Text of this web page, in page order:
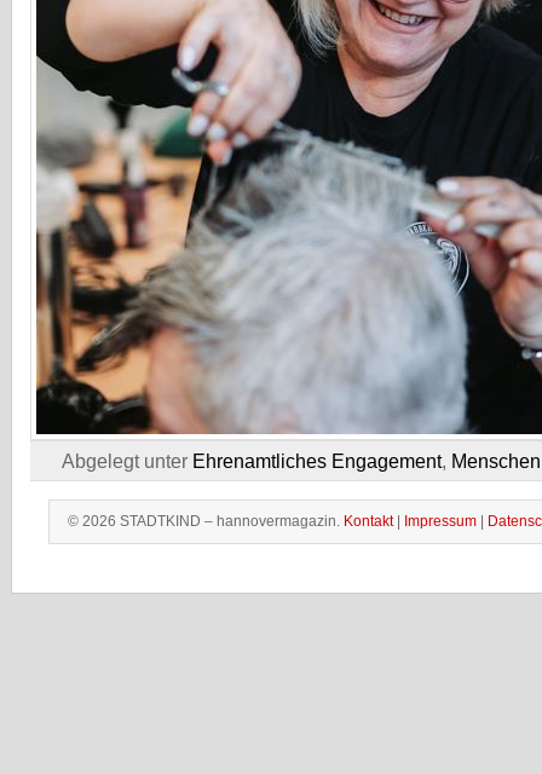
Abgelegt unter Ehrenamtliches Engagement, Menschen
© 2026 STADTKIND – hannovermagazin. Kontakt| Impressum